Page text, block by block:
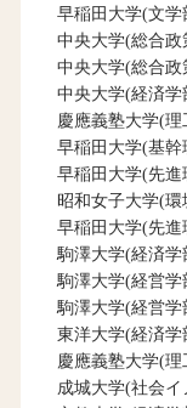
早稲田大学(文
中央大学(総合
中央大学(総合
中央大学(経済
慶應義塾大学(
早稲田大学(基
早稲田大学(先
昭和女子大学(
早稲田大学(先
駒澤大学(経済
駒澤大学(経営
駒澤大学(経営
東洋大学(経済
慶應義塾大学(
成城大学(社会